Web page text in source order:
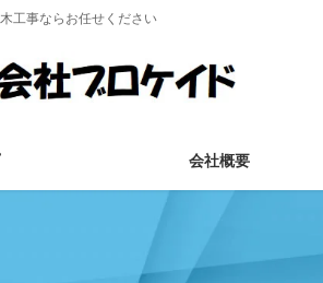
工事ならお任せください
会社概要